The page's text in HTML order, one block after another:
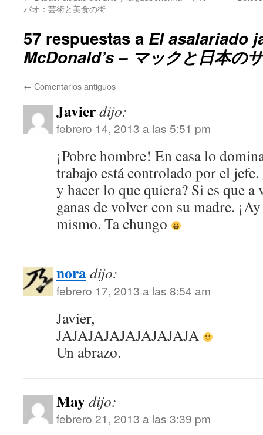
バオ：芸術と美食の街
57 respuestas a El asalariado
McDonald’s – マックと日本の
← Comentarios antiguos
Javierdijo:
febrero 14, 2013 a las 5:51 pm
¡Pobre hombre! En casa lo
trabajo está controlado por el
y hacer lo que quiera? Si es que a
ganas de volver con su madre.
mismo. Ta chungo
noradijo:
febrero 17, 2013 a las 8:54 am
Javier,
JAJAJAJAJAJAJAJAJA
Un abrazo.
Maydijo:
febrero 21, 2013 a las 3:39 pm